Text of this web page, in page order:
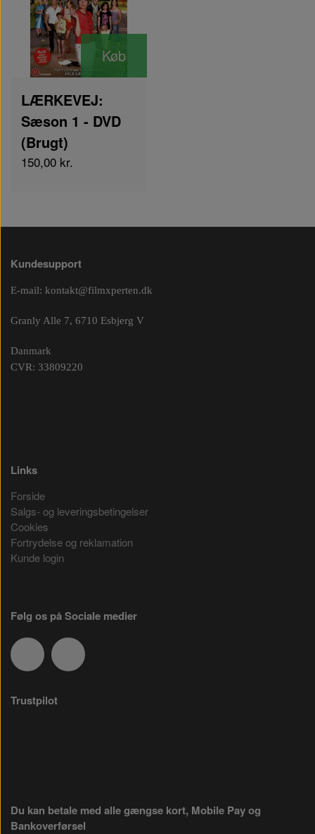
Køb
LÆRKEVEJ:
Sæson 1 - DVD
(Brugt)
150,00 kr.
Kundesupport
E-mail: kontakt@filmxperten.dk
Granly Alle 7, 6710 Esbjerg V
Danmark
CVR: 33809220
Links
Forside
Salgs- og leveringsbetingelser
Cookies
Fortrydelse og reklamation
Kunde login
Følg os på Sociale medier
Trustpilot
Du kan betale med alle gængse kort, Mobile Pay og
Bankoverførsel